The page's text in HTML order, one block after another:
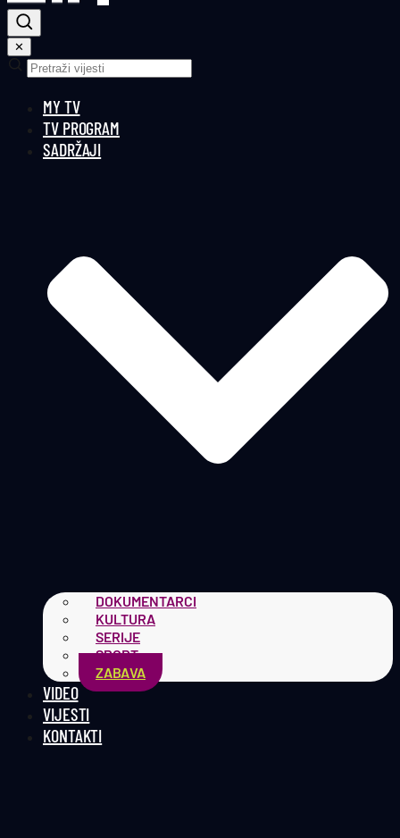
✕
MY TV
TV PROGRAM
SADRŽAJI
DOKUMENTARCI
KULTURA
SERIJE
SPORT
ZABAVA
VIDEO
VIJESTI
KONTAKTI